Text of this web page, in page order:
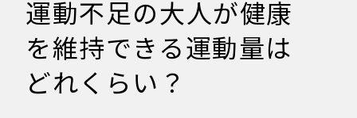
オプション品
お客様の声
グッズ＆オプション
クロスバイクの特徴
サイクリング ベネフィット
運動不足の大人が健康
を維持できる運動量は
どれくらい？